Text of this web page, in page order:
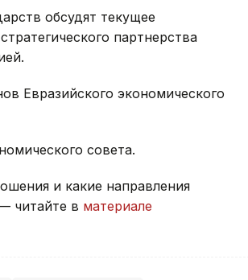
обсудят текущее
партнерства
Евразийского экономического
совета.
и какие направления
читайте в материале